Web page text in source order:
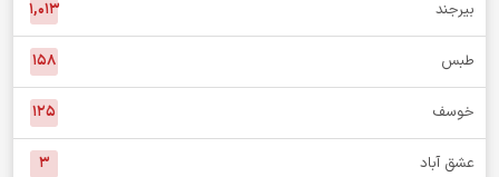
بیرجند ۱,۰۱۳
طبس ۱۵۸
خوسف ۱۲۵
عشق آباد ۳